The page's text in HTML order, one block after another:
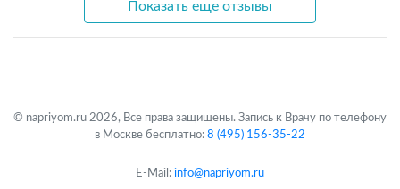
Показать еще отзывы
© napriyom.ru 2026, Все права защищены. Запись к Врачу по телефону
в Москве бесплатно: 8 (495) 156-35-22
E-Mail: info@napriyom.ru